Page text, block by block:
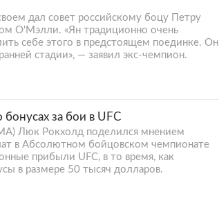
дал совет российскому боцу Петру
О'Мэлли. «Ян традиционно очень
себе этого в предстоящем поединке. Он
стадии», — заявил экс-чемпион.
за бои в UFC
Люк Рокхолд поделился мнением
в Абсолютном бойцовском чемпионате
прибыли UFC, в то время, как
в размере 50 тысяч долларов.